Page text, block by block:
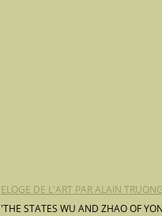
ELOGE DE L'ART PAR ALAIN TRUONG
'THE STATES WU AND ZHAO OF